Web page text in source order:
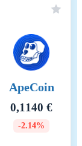
IOTA incur gas
of each
efficient
ApeCoin
0,1140 €
-2.14%